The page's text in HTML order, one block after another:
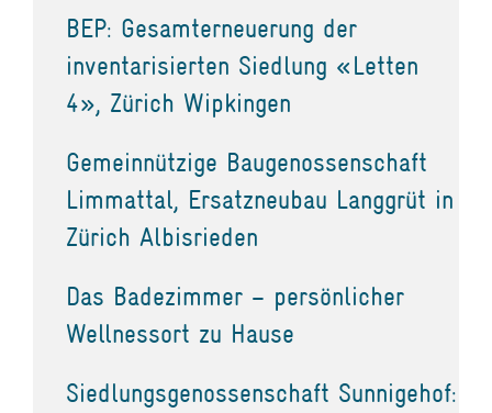
BEP: Gesamterneuerung der
inventarisierten Siedlung «Letten
4», Zürich Wipkingen
Gemeinnützige Baugenossenschaft
Limmattal, Ersatzneubau Langgrüt in
Zürich Albisrieden
Das Badezimmer – persönlicher
Wellnessort zu Hause
Siedlungsgenossenschaft Sunnigehof: